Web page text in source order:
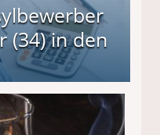
(34) in den